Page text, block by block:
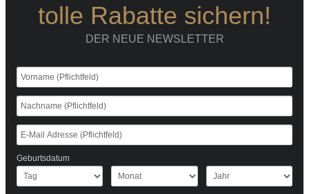
tolle Rabatte sichern!
DER NEUE NEWSLETTER
Geburtsdatum